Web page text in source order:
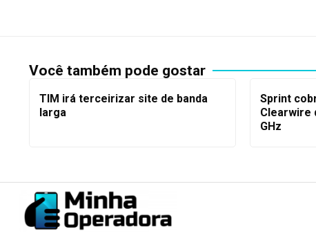
Você também pode gostar
TIM irá terceirizar site de banda
larga
Sprint
Clearwire
GHz